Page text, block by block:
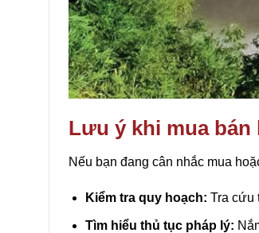
Lưu ý khi mua bán
Nếu bạn đang cân nhắc mua
Kiểm tra quy hoạch: Tra cứu
Tìm hiểu thủ tục pháp lý: